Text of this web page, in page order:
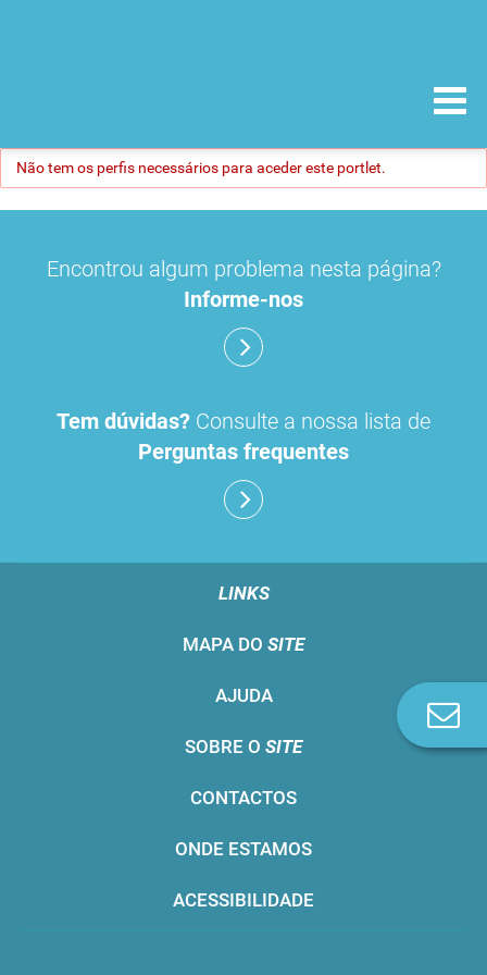
Não tem os perfis necessários para aceder este portlet.
Encontrou algum problema nesta página?
Informe-nos
Tem dúvidas? Consulte a nossa lista de
Perguntas frequentes
LINKS
MAPA DO SITE
AJUDA
SOBRE O SITE
CONTACTOS
ONDE ESTAMOS
ACESSIBILIDADE